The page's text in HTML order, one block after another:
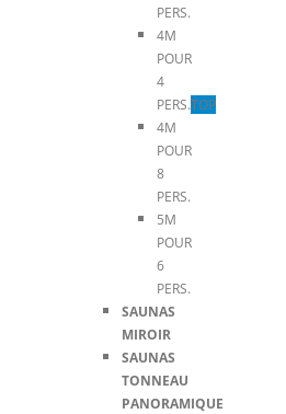
PERS.
4M
POUR
4
PERS.TOP
4M
POUR
8
PERS.
5M
POUR
6
PERS.
SAUNAS
MIROIR
SAUNAS
TONNEAU
PANORAMIQUE